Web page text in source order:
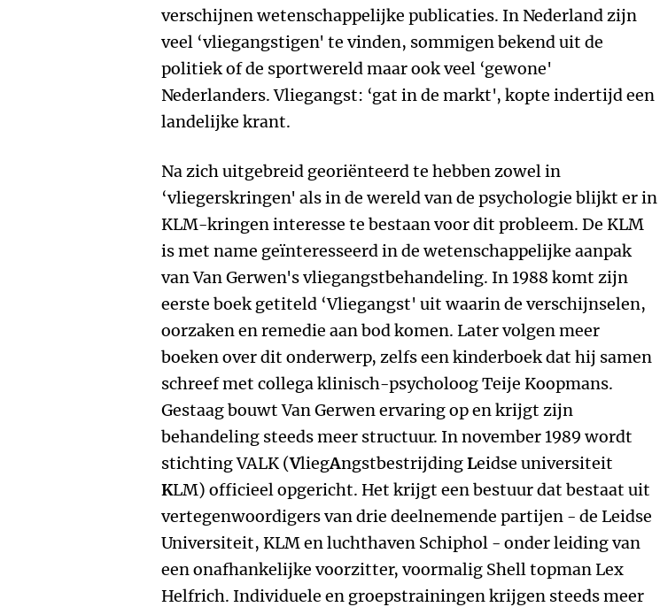
verschijnen wetenschappelijke publicaties. In Nederland zijn
veel ‘vliegangstigen' te vinden, sommigen bekend uit de
politiek of de sportwereld maar ook veel ‘gewone'
Nederlanders. Vliegangst: ‘gat in de markt', kopte indertijd een
landelijke krant.
Na zich uitgebreid georiënteerd te hebben zowel in
‘vliegerskringen' als in de wereld van de psychologie blijkt er in
KLM-kringen interesse te bestaan voor dit probleem. De KLM
is met name geïnteresseerd in de wetenschappelijke aanpak
van Van Gerwen's vliegangstbehandeling. In 1988 komt zijn
eerste boek getiteld ‘Vliegangst' uit waarin de verschijnselen,
oorzaken en remedie aan bod komen. Later volgen meer
boeken over dit onderwerp, zelfs een kinderboek dat hij samen
schreef met collega klinisch-psycholoog Teije Koopmans.
Gestaag bouwt Van Gerwen ervaring op en krijgt zijn
behandeling steeds meer structuur. In november 1989 wordt
stichting VALK (VliegAngstbestrijdingLeidse universiteit
KLM) officieel opgericht. Het krijgt een bestuur dat bestaat uit
vertegenwoordigers van drie deelnemende partijen - de Leidse
Universiteit, KLM en luchthaven Schiphol - onder leiding van
een onafhankelijke voorzitter, voormalig Shell topman Lex
Helfrich. Individuele en groepstrainingen krijgen steeds meer